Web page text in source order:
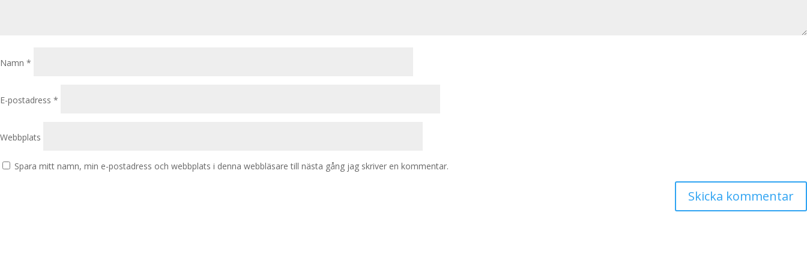
Namn *
E-postadress *
Webbplats
Spara mitt namn, min e-postadress och webbplats i denna webbläsare till nästa gång jag skriver en kommentar.